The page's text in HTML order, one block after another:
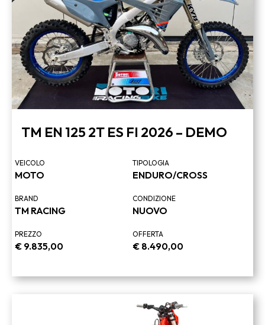
TM EN 125 2T ES FI 2026 – DEMO
VEICOLO
MOTO
TIPOLOGIA
ENDURO/CROSS
BRAND
TM RACING
CONDIZIONE
NUOVO
PREZZO
€ 9.835,00
OFFERTA
€ 8.490,00